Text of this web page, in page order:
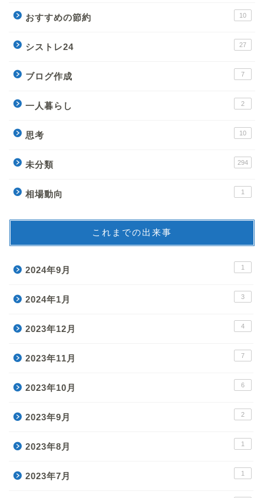
おすすめの節約 10
シストレ24 27
ブログ作成 7
一人暮らし 2
思考 10
未分類 294
相場動向 1
これまでの出来事
2024年9月 1
2024年1月 3
2023年12月 4
2023年11月 7
2023年10月 6
2023年9月 2
2023年8月 1
2023年7月 1